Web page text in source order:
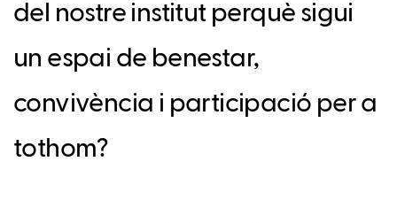
del nostre institut perquè sigui
un espai de benestar,
convivència i participació per a
tothom?